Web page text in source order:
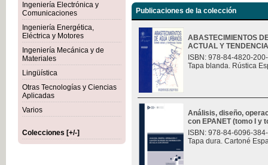
Ingeniería Electrónica y
Comunicaciones
Ingeniería Energética,
Eléctrica y Motores
Ingeniería Mecánica y de
Materiales
Lingüística
Otras Tecnologías y Ciencias
Aplicadas
Varios
Colecciones [+/-]
Publicaciones de la colección
ABASTECIMIENTOS
ACTUAL Y
ISBN: 978-84-4820-
Tapa blanda. Rústica
Análisis, diseño,
con EPANET (tomo I y
ISBN: 978-84-6096-
Tapa dura. Cartoné